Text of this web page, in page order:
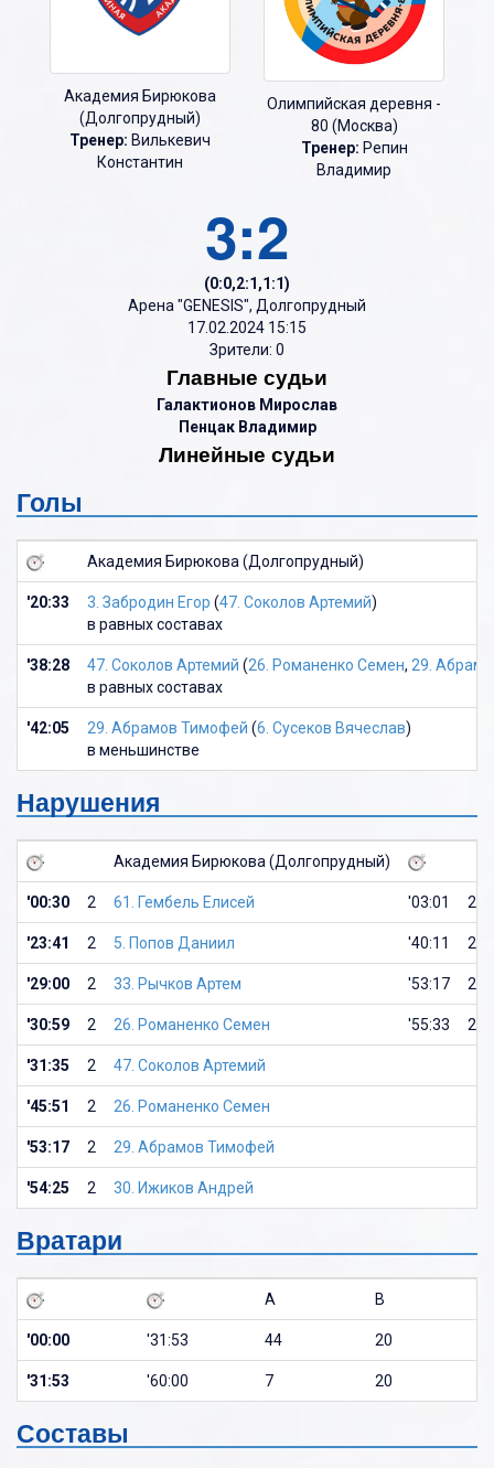
Академия Бирюкова
(Долгопрудный)
Тренер: Вилькевич
Константин
Олимпийская деревня -
80 (Москва)
Тренер: Репин
Владимир
3:2
(0:0,2:1,1:1)
Арена "GENESIS", Долгопрудный
17.02.2024 15:15
Зрители: 0
Главные судьи
Галактионов Мирослав
Пенцак Владимир
Линейные судьи
Голы
Академия Бирюкова (Долгопрудный)
'20:33 3. Забродин Егор (47. Соколов Артемий)
в равных составах
'38:28 47. Соколов Артемий (26. Романенко Семен, 29.
в равных составах
'42:05 29. Абрамов Тимофей (6. Сусеков Вячеслав)
в меньшинстве
Нарушения
Академия Бирюкова (Долгопрудный)
'00:30 2 61. Гембель Елисей '03:01 2
'23:41 2 5. Попов Даниил '40:11 2
'29:00 2 33. Рычков Артем '53:17 2
'30:59 2 26. Романенко Семен '55:33 2
'31:35 2 47. Соколов Артемий
'45:51 2 26. Романенко Семен
'53:17 2 29. Абрамов Тимофей
'54:25 2 30. Ижиков Андрей
Вратари
A B
'00:00 '31:53 44 20
'31:53 '60:00 7 20
Составы